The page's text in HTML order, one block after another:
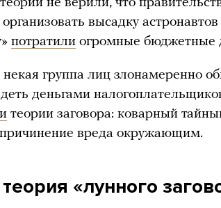
высадку
потратили огромные бюджетные
группа лиц злонамеренно
деньгами
теории заговора: коварный
причинение вреда окружающим.
«лунного